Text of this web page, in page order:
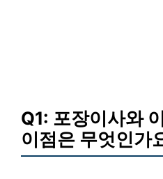
Q1: 포장이사와
이점은 무엇인가